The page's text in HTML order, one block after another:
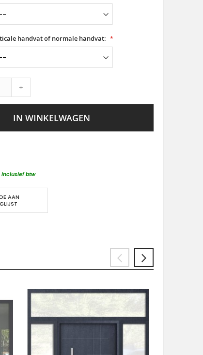
handvat of normale handvat:
+
IN WINKELWAGEN
inclusief btw
AAN